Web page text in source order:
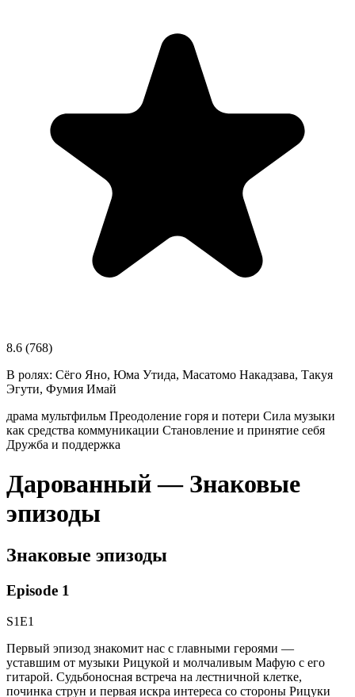
8.6 (768)
В ролях: Сёго Яно, Юма Утида, Масатомо Накадзава, Такуя
Эгути, Фумия Имай
драма мультфильм Преодоление горя и потери Сила музыки
как средства коммуникации Становление и принятие себя
Дружба и поддержка
Дарованный — Знаковые
эпизоды
Знаковые эпизоды
Episode 1
S1E1
Первый эпизод знакомит нас с главными героями —
уставшим от музыки Рицукой и молчаливым Мафую с его
гитарой. Судьбоносная встреча на лестничной клетке,
починка струн и первая искра интереса со стороны Рицуки